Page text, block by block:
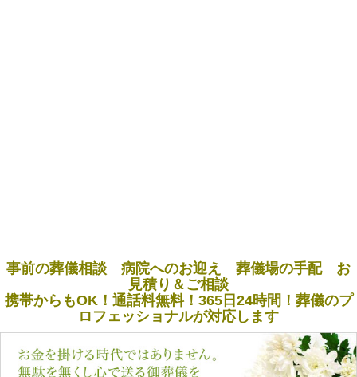
事前の葬儀相談 病院へのお迎え 葬儀場の手配 お
見積り＆ご相談
携帯からもOK！通話料無料！365日24時間！葬儀のプ
ロフェッショナルが対応します